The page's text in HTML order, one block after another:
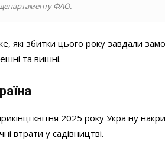
департаменту ФАО.
які збитки цього року завдали
та вишні.
квітня 2025 року Україну
втрати у садівництві.